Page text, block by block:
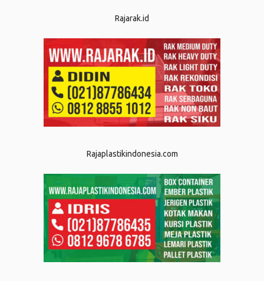
Rajarak.id
Rajaplastikindonesia.com